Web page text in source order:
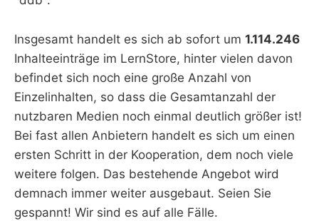
Insgesamt handelt es sich ab sofort um 1.114.246
Inhalteeinträge im LernStore, hinter vielen davon
befindet sich noch eine große Anzahl von
Einzelinhalten, so dass die Gesamtanzahl der
nutzbaren Medien noch einmal deutlich größer ist!
Bei fast allen Anbietern handelt es sich um einen
ersten Schritt in der Kooperation, dem noch viele
weitere folgen. Das bestehende Angebot wird
demnach immer weiter ausgebaut. Seien Sie
gespannt! Wir sind es auf alle Fälle.